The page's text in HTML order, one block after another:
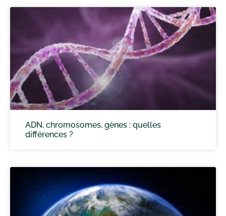
ADN, chromosomes, gènes : quelles
différences ?